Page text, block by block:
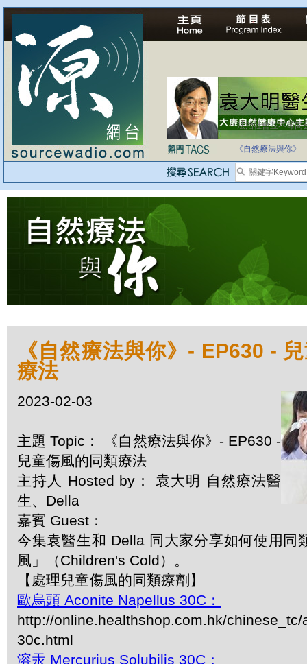
法治社會並不等同
《自然療法與你》
《自然療法與你》- EP630 -
療法
2023-02-03
主題 Topic： 《自然療法與你》- EP630 -
兒童傷風的同類療法
主持人 Hosted by： 袁大明 自然療法醫
生、Della
嘉賓 Guest：
今集袁醫生和 Della 同大家分享如何使用同
風」（Children's Cold）。
【處理兒童傷風的同類療劑】
歐烏頭 Aconite Napellus 30C：
http://online.healthshop.com.hk/
30c.html
溶汞 Mercurius Solubilis 30C：